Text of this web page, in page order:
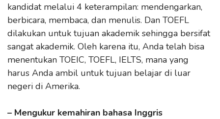
kandidat melalui 4 keterampilan: mendengarkan,
berbicara, membaca, dan menulis. Dan TOEFL
dilakukan untuk tujuan akademik sehingga bersifat
sangat akademik. Oleh karena itu, Anda telah bisa
menentukan TOEIC, TOEFL, IELTS, mana yang
harus Anda ambil untuk tujuan belajar di luar
negeri di Amerika.
– Mengukur kemahiran bahasa Inggris